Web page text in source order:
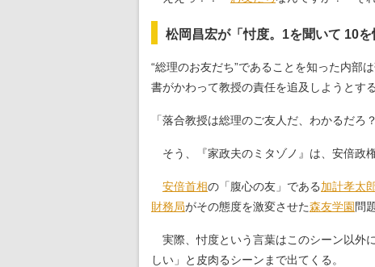
松岡昌宏が「忖度。1を聞いて 10
“総理のお友だち”であることを知った内部
書がかわって教授の責任を追及しようとす
「落合教授は総理のご友人だ、わかるだろ？
そう、『家政夫のミタゾノ』は、安倍政
安倍首相の「腹心の友」である加計孝太
財務局がその態度を激変させた森友学園 問
実際、忖度という言葉はこのシーン以外
しい」と皮肉るシーンまで出てくる。